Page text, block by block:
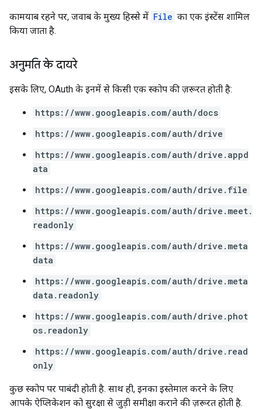
कामयाब रहने पर, जवाब के मुख्य हिस्से में File का एक इंस्टेंस शामिल
किया जाता है.
अनुमति के दायरे
इसके लिए, OAuth के इनमें से किसी एक स्कोप की ज़रूरत होती है:
https://www.googleapis.com/auth/docs
https://www.googleapis.com/auth/drive
https://www.googleapis.com/auth/drive.appd
ata
https://www.googleapis.com/auth/drive.file
https://www.googleapis.com/auth/drive.meet.
readonly
https://www.googleapis.com/auth/drive.meta
data
https://www.googleapis.com/auth/drive.meta
data.readonly
https://www.googleapis.com/auth/drive.phot
os.readonly
https://www.googleapis.com/auth/drive.read
only
कुछ स्कोप पर पाबंदी होती है. साथ ही, इनका इस्तेमाल करने के लिए
आपके ऐप्लिकेशन को सुरक्षा से जुड़ी समीक्षा कराने की ज़रूरत होती है.